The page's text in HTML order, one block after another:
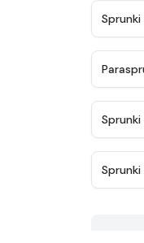
Sprunki